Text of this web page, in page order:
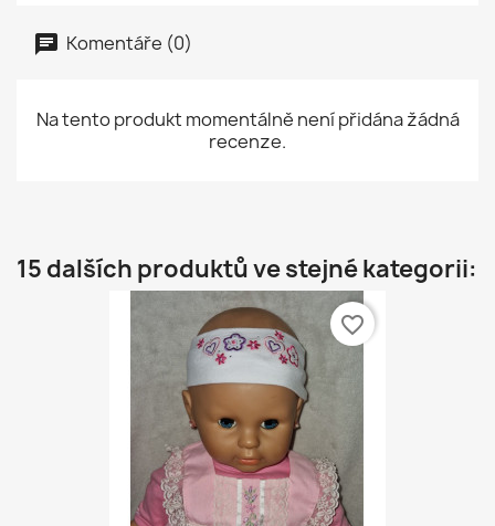
Komentáře (0)
Na tento produkt momentálně není přidána žádná
recenze.
15 dalších produktů ve stejné kategorii:
favorite_border